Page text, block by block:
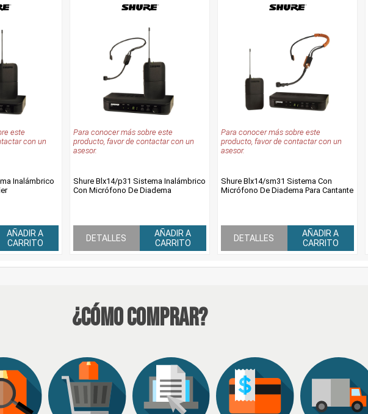
este
con un
Inalámbrico
AÑADIR A
CARRITO
Para conocer más sobre este
producto, favor de contactar con un
asesor.
Shure Blx14/p31 Sistema Inalámbrico
Con Micrófono De Diadema
DETALLES
AÑADIR A
CARRITO
Para conocer más sobre este
producto, favor de contactar con un
asesor.
Shure Blx14/sm31 Sistema Con
Micrófono De Diadema Para Cantante
DETALLES
AÑADIR A
CARRITO
¿Cómo Comprar?